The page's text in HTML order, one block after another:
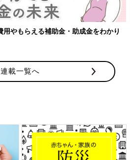
やもらえる補助金・助成金をわかり
連載一覧へ